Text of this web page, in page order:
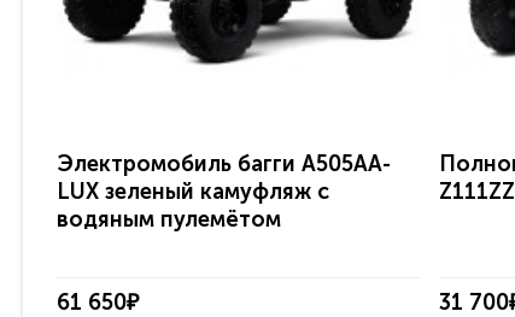
Электромобиль багги A505AA-
LUX зеленый камуфляж с
водяным пулемётом
61 650₽
31